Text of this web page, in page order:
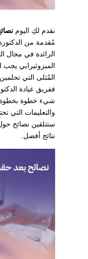
نقدم لكِ اليوم
مُقدمة من
الرائدة في مجال
الميزوثيرابي يجب
المُثلى التي
ففريق عيادة
شيء خطوة
والتعليمات التي
ستتلقين نصائح
نتائج أفضل.